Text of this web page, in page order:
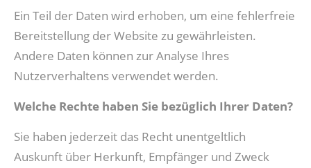
Ein Teil der Daten wird erhoben, um eine fehlerfreie
Bereitstellung der Website zu gewährleisten.
Andere Daten können zur Analyse Ihres
Nutzerverhaltens verwendet werden.
Welche Rechte haben Sie bezüglich Ihrer Daten?
Sie haben jederzeit das Recht unentgeltlich
Auskunft über Herkunft, Empfänger und Zweck